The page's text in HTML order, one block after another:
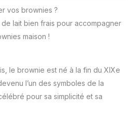
vos brownies ?
de lait bien frais pour accompagner
maison !
le brownie est né à la fin du XIXe
l’un des symboles de la
pour sa simplicité et sa